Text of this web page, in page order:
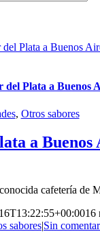
Plata a Buenos
del Plata a Buenos
, Otros sabores
a Buenos
cafetería de
16
sabores|Sin